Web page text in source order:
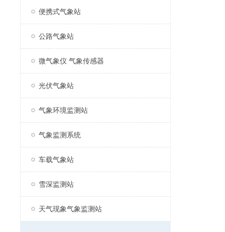
便携式气象站
公路气象站
微气象仪 气象传感器
光伏气象站
气象环境监测站
气象监测系统
车载气象站
雪深监测站
天气现象气象监测站